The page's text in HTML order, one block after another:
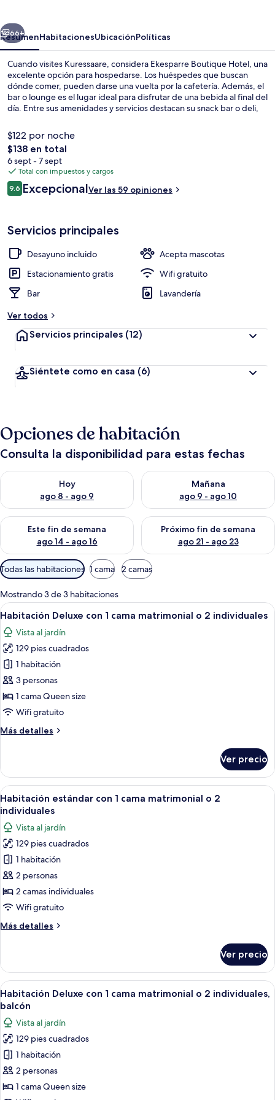
Siguiente
66+
ResumenHabitacionesUbicaciónPolíticas
Cuando visites Kuressaare, considera Ekesparre Boutique Hotel, una
excelente opción para hospedarse. Los huéspedes que buscan
dónde comer, pueden darse una vuelta por la cafetería. Además, el
bar o lounge es el lugar ideal para disfrutar de una bebida al final del
día. Entre sus amenidades y servicios destacan su snack bar o deli,
$122 por noche
El
precio
total
es
de
$138 en total
6 sept - 7 sept
Total con impuestos y cargos
Opiniones
9.69.6 de 10,
ExcepcionalVer las 59 opiniones
Servicios principales
Desayuno incluido
Acepta mascotas
Estacionamiento gratis
Wifi gratuito
Bar
Lavandería
Ver todos
Servicios principales (12)
Siéntete como en casa (6)
Opciones de habitación
Consulta la disponibilidad para estas fechas
Hoy
ago 8 - ago 9
Consulta la disponibilidad para hoy ago 8 - ago 9
Mañana
ago 9 - ago 10
Consulta la disponibilidad
Este fin de semana
ago 14 - ago 16
Consulta la disponibilidad para este fin de semana ago 14 -
Próximo fin de semana
ago 21 - ago 23
Consulta la disponibilidad
Filtros
disponibles
para
las
habitaciones
Todas las habitaciones 1 cama 2 camas
Mostrando 3 de 3 habitaciones
Abrir
todas
las
fotos
de
Habitación
Deluxe
con
cama
2
individuales
Una habitación de hotel con una
12
Habitación Deluxe con 1 cama matrimonial o 2 individuales
Vista al jardín
129 pies cuadrados
1 habitación
3 personas
1 cama Queen size
Wifi gratuito
Más detalles
Más
Deluxe
con
1
cama
o
2
individuales
Ver precio
Abrir
todas
las
fotos
de
Habitación
estándar
con
1
matrimonial
individuales
Una habitación de hotel con una
17
Habitación estándar con 1 cama matrimonial o 2
individuales
Vista al jardín
129 pies cuadrados
1 habitación
2 personas
2 camas individuales
Wifi gratuito
Más detalles
Más
estándar
con
1
cama
o
2
individuales
Ver precio
Abrir
todas
las
fotos
de
Habitación
Deluxe
con
Habitación de hotel con cama
10
Habitación Deluxe con 1 cama matrimonial o 2 individuales,
balcón
Vista al jardín
129 pies cuadrados
1 habitación
2 personas
1 cama Queen size